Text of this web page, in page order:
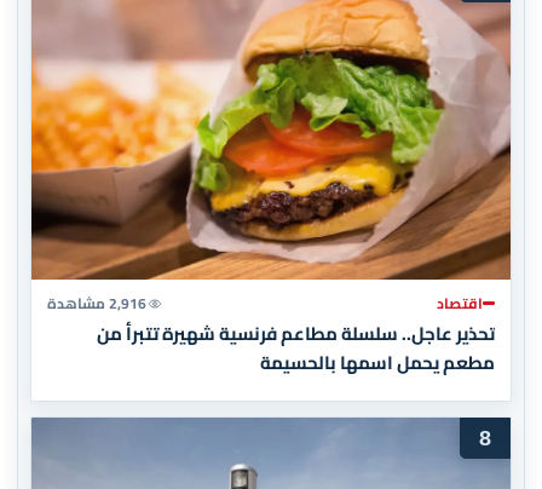
اقتصاد 2,916 مشاهدة
تحذير عاجل.. سلسلة مطاعم فرنسية شهيرة تتبرأ من
مطعم يحمل اسمها بالحسيمة
8